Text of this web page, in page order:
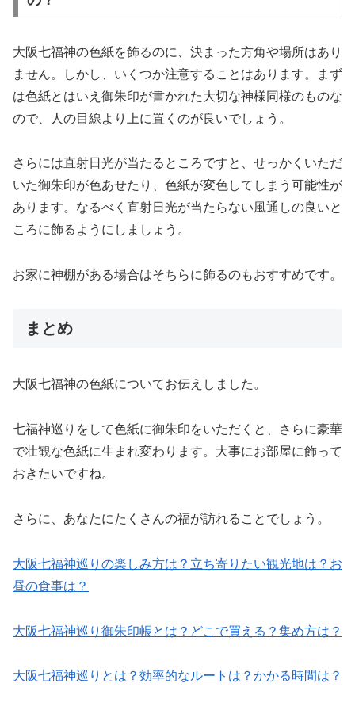
大阪七福神の色紙を飾るのに、決まった方角や場所はあり
ません。しかし、いくつか注意することはあります。まず
は色紙とはいえ御朱印が書かれた大切な神様同様のものな
ので、人の目線より上に置くのが良いでしょう。
さらには直射日光が当たるところですと、せっかくいただ
いた御朱印が色あせたり、色紙が変色してしまう可能性が
あります。なるべく直射日光が当たらない風通しの良いと
ころに飾るようにしましょう。
お家に神棚がある場合はそちらに飾るのもおすすめです。
まとめ
大阪七福神の色紙についてお伝えしました。
七福神巡りをして色紙に御朱印をいただくと、さらに豪華
で壮観な色紙に生まれ変わります。大事にお部屋に飾って
おきたいですね。
さらに、あなたにたくさんの福が訪れることでしょう。
大阪七福神巡りの楽しみ方は？立ち寄りたい観光地は？お
昼の食事は？
大阪七福神巡り御朱印帳とは？どこで買える？集め方は？
大阪七福神巡りとは？効率的なルートは？かかる時間は？